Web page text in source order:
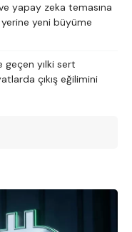
yapay zeka temasına
yerine yeni büyüme
geçen yılki sert
çıkış eğilimini